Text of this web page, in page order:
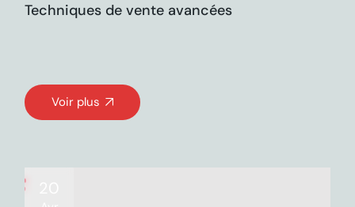
Techniques de vente avancées
Voir plus